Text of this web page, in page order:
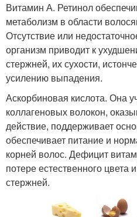
Витамин А. Ретинол
метаболизм в области
Отсутствие или
организм приводит к
стержней, их сухости,
усилению выпадения.
Аскорбиновая кислота. Она
коллагеновых волокон,
действие, поддерживает
обеспечивает питание и
корней волос. Дефицит
потере естественного цвета
стержней.